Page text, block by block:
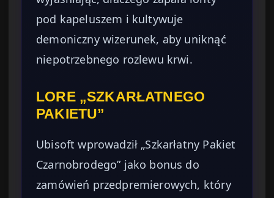
pod kapeluszem i kultywuje
demoniczny wizerunek, aby uniknąć
niepotrzebnego rozlewu krwi.
LORE „SZKARŁATNEGO
PAKIETU”
Ubisoft wprowadził „Szkarłatny Pakiet
Czarnobrodego” jako bonus do
zamówień przedpremierowych, który